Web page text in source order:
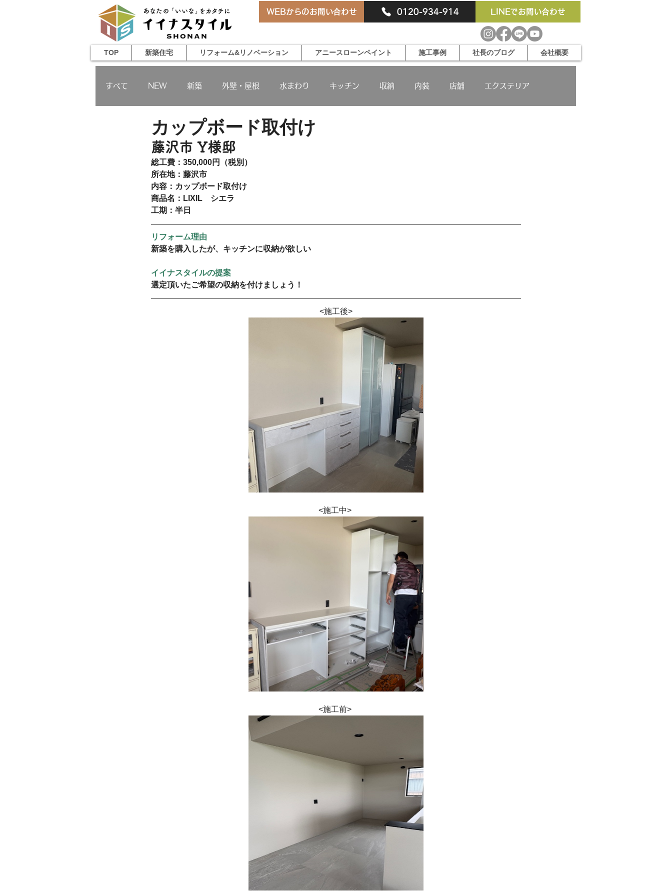
WEBからのお問い合わせ 0120-934-914 LINEでお問い合わせ
TOP 新築住宅 リフォーム&リノベーション アニースローンペイント 施工事例 社長のブログ 会社概要
すべて NEW 新築 外壁・屋根 水まわり キッチン 収納 内装 店舗 エクステリア
その他
カップボード取付け
藤沢市 Y様邸
総工費：350,000円（税別）
所在地：藤沢市
内容：カップボード取付け
商品名：LIXIL　シエラ
工期：半日
リフォーム理由
新築を購入したが、キッチンに収納が欲しい
イイナスタイルの提案
選定頂いたご希望の収納を付けましょう！
<施工後>
<施工中>
<施工前>